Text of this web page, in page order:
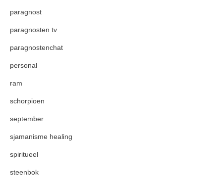
paragnost
paragnosten tv
paragnostenchat
personal
ram
schorpioen
september
sjamanisme healing
spiritueel
steenbok